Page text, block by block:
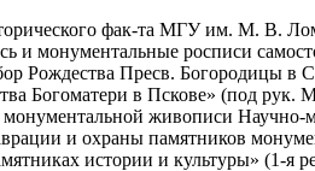
фак-та МГУ им. М. В.
и монументальные росписи
Рождества Пресв. Богородицы
Богоматери в Пскове» (под
монументальной живописи
и охраны памятников
истории и культуры» (1-я